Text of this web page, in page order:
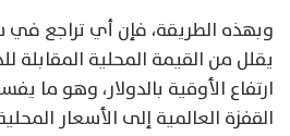
وبهذه الطريقة، فإن أي تراجع في
يقلل من القيمة المحلية المقابلة
ارتفاع الأوقية بالدولار، وهو ما
القفزة العالمية إلى الأسعار